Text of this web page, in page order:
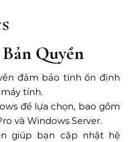
Quyền
đảm bảo tính ổn định
tính.
để lựa chọn, bao gồm
và Windows Server.
giúp bạn cập nhật hệ